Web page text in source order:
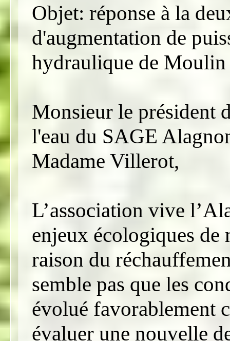
Objet: réponse à la
d'augmentation de
hydraulique de Moulin
Monsieur le président
l'eau du SAGE
Madame Villerot,
L’association vive
enjeux écologiques de
raison du
semble pas que les
évolué favorablement
évaluer une nouvelle